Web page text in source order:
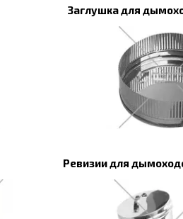
Заглушка для
Ревизии для